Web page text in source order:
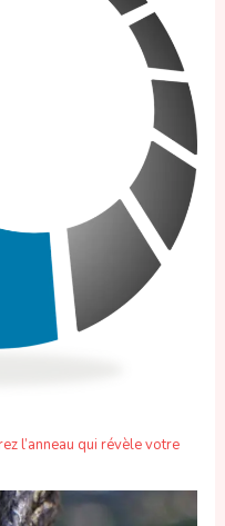
l’anneau qui révèle votre